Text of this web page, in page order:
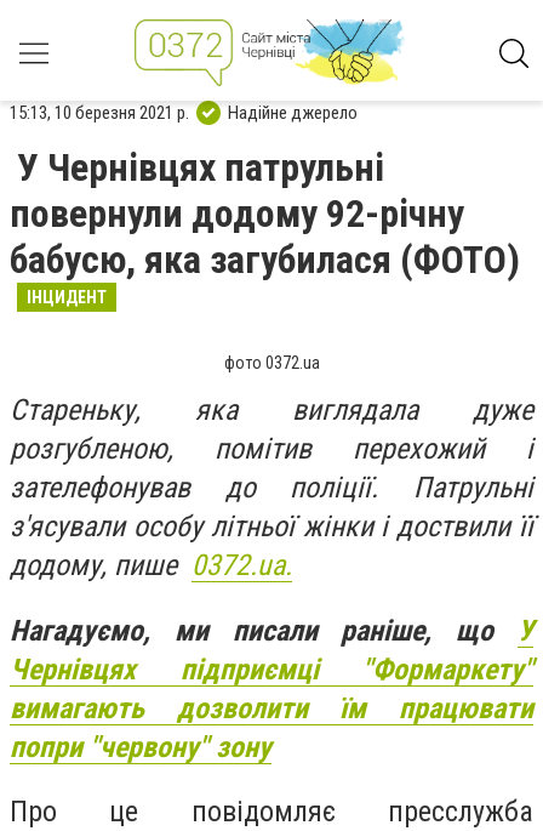
15:13, 10 березня 2021 р. Надійне джерело
У Чернівцях патрульні
повернули додому 92-річну
бабусю, яка загубилася (ФОТО)
ІНЦИДЕНТ
фото 0372.ua
Стареньку, яка виглядала дуже
розгубленою, помітив перехожий і
зателефонував до поліції. Патрульні
з'ясували особу літньої жінки і доствили її
додому, пише 0372.ua.
Нагадуємо, ми писали раніше, що
У
Чернівцях підприємці "Формаркету"
вимагають дозволити їм працювати
попри "червону" зону
Про це повідомляє пресслужба